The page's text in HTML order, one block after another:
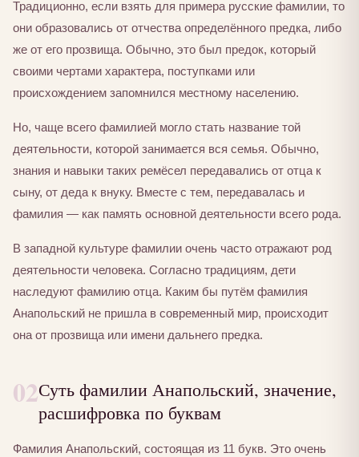
Традиционно, если взять для примера русские фамилии, то
они образовались от отчества определённого предка, либо
же от его прозвища. Обычно, это был предок, который
своими чертами характера, поступками или
происхождением запомнился местному населению.
Но, чаще всего фамилией могло стать название той
деятельности, которой занимается вся семья. Обычно,
знания и навыки таких ремёсел передавались от отца к
сыну, от деда к внуку. Вместе с тем, передавалась и
фамилия — как память основной деятельности всего рода.
В западной культуре фамилии очень часто отражают род
деятельности человека. Согласно традициям, дети
наследуют фамилию отца. Каким бы путём фамилия
Анапольский не пришла в современный мир, происходит
она от прозвища или имени дальнего предка.
02Суть фамилии Анапольский, значение,
расшифровка по буквам
Фамилия Анапольский, состоящая из 11 букв. Это очень